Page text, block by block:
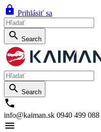
 Prihlásiť sa
 Search
 Search

info@kaiman.sk 0940 499 088
